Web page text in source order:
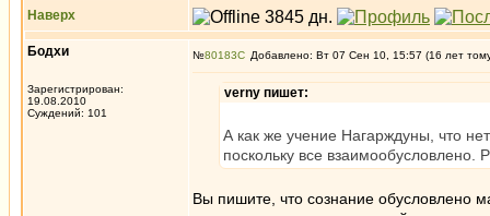
Наверх
Бодхи
Зарегистрирован:
19.08.2010
Суждений: 101
№80183 Добавлено: Вт 07 Сен 10, 15:57 (16 лет
verny пишет:
А как же учение Нагарждуны, что
поскольку все взаимообусловлено.
Вы пишите, что сознание обусловлено